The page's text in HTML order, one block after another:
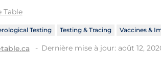
Table
Testing Testing & Tracing Vaccines &
Dernière mise à jour: août 12,